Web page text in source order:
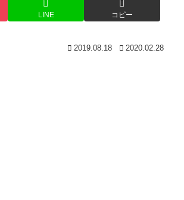
LINE コピー
2019.08.18 2020.02.28